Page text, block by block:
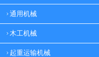
通用机械
木工机械
起重运输机械